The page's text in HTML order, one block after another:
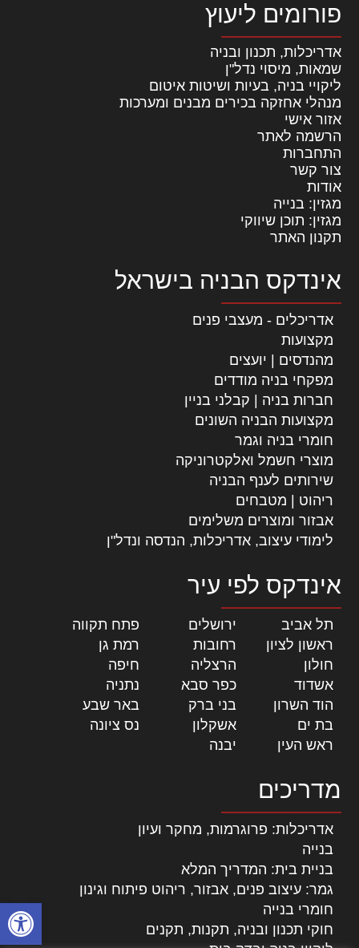
פתח
פורומים ליעוץ
אדריכלות, תכנון ובניה
שמאות, מיסוי נדל"ן
ליקויי בניה, בעיות ושיטות איטום
מנהלי אחזקה בכירים מבנים ומערכות
אזור אישי
הרשמה לאתר
התחברות
צור קשר
אודות
מגזין: בנייה
מגזין: תוכן שיווקי
תקנון האתר
אינדקס הבניה בישראל
אדריכלים - מעצבי פנים
מקצועות
מהנדסים | יועצים
מפקחי בניה מודדים
חברות בניה | קבלני בניין
מקצועות הבניה השונים
חומרי בניה וגמר
מוצרי חשמל ואלקטרוניקה
שירותים לענף הבניה
ריהוט | מטבחים
אבזור ומוצרים משלימים
לימודי עיצוב, אדריכלות, הנדסה ונדל"ן
אינדקס לפי עיר
תל אביב ירושלים פתח תקווה
ראשון לציון
רחובות רמת גן
חולון
הרצליה חיפה
אשדוד
כפר סבא נתניה
הוד השרון
בני ברק באר שבע
בת ים
אשקלון נס ציונה
ראש העין
יבנה
מדריכים
אדריכלות: פרוגרמות, מחקר ועיון
בנייה
בניית בית: המדריך המלא
גמר: עיצוב פנים, אבזור, ריהוט פיתוח וגינון
חומרי בנייה
חוקי תכנון ובניה, תקנות, תקנים